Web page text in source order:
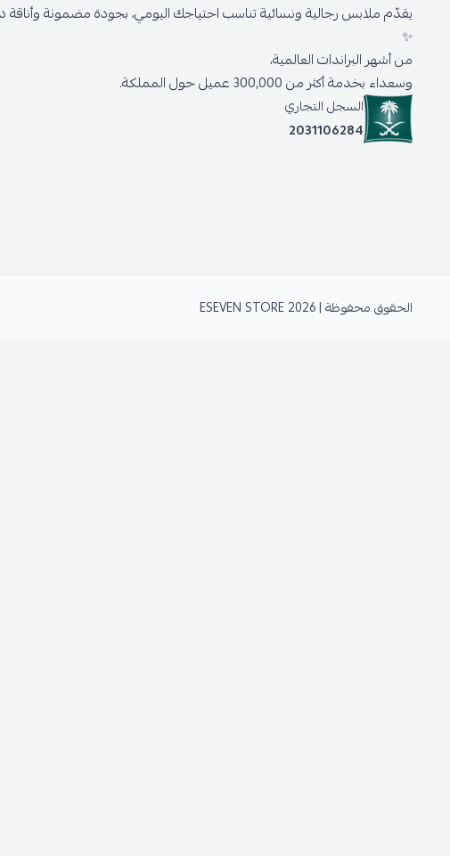
يقدّم ملابس رجالية ونسائية تناسب احتياجك اليومي، بجودة مضمونة وأناقة
✨
من أشهر البراندات العالمية،
وسعداء بخدمة أكثر من 300,000 عميل حول المملكة.
السجل التجاري
2031106284
الحقوق محفوظة | 2026 ESEVEN STORE